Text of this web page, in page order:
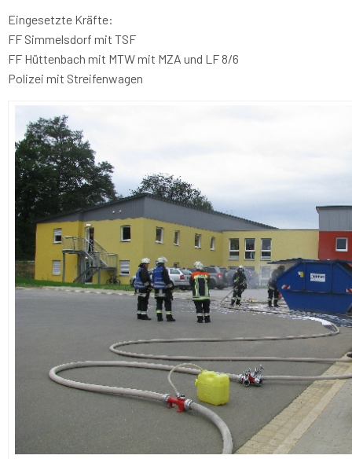
Eingesetzte Kräfte:
FF Simmelsdorf mit TSF
FF Hüttenbach mit MTW mit MZA und LF 8/6
Polizei mit Streifenwagen